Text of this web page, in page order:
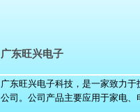
广东旺兴电子
广东旺兴电子科技，是一家致力
公司。公司产品主要应用于家电、